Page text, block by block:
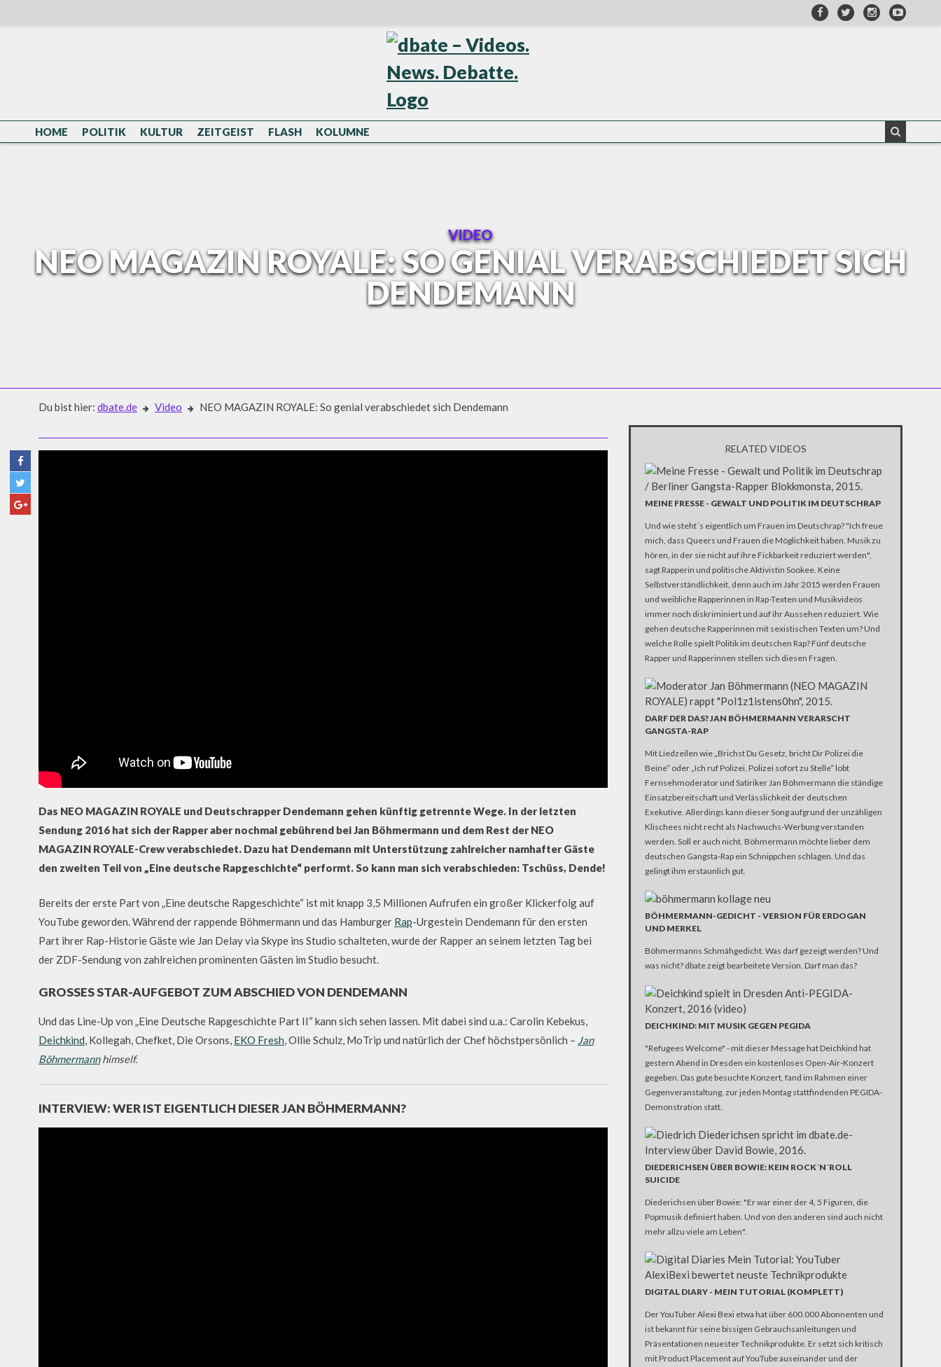
HOME POLITIK KULTUR ZEITGEIST FLASH KOLUMNE
VIDEO
NEO MAGAZIN ROYALE: SO GENIAL VERABSCHIEDET SICH
DENDEMANN
Du bist hier: dbate.de Video NEO MAGAZIN ROYALE: So genial verabschiedet sich Dendemann
Das NEO MAGAZIN ROYALE und Deutschrapper Dendemann gehen künftig getrennte Wege. In der letzten
Sendung 2016 hat sich der Rapper aber nochmal gebührend bei Jan Böhmermann und dem Rest der NEO
MAGAZIN ROYALE-Crew verabschiedet. Dazu hat Dendemann mit Unterstützung zahlreicher namhafter Gäste
den zweiten Teil von „Eine deutsche Rapgeschichte“ performt. So kann man sich verabschieden: Tschüss, Dende!
Bereits der erste Part von „Eine deutsche Rapgeschichte“ ist mit knapp 3,5 Millionen Aufrufen ein großer Klickerfolg auf
YouTube geworden. Während der rappende Böhmermann und das Hamburger Rap-Urgestein Dendemann für den ersten
Part ihrer Rap-Historie Gäste wie Jan Delay via Skype ins Studio schalteten, wurde der Rapper an seinem letzten Tag bei
der ZDF-Sendung von zahlreichen prominenten Gästen im Studio besucht.
GROSSES STAR-AUFGEBOT ZUM ABSCHIED VON DENDEMANN
Und das Line-Up von „Eine Deutsche Rapgeschichte Part II“ kann sich sehen lassen. Mit dabei sind u.a.: Carolin Kebekus,
Deichkind, Kollegah, Chefket, Die Orsons, EKO Fresh, Ollie Schulz, MoTrip und natürlich der Chef höchstpersönlich – Jan
Böhmermannhimself.
INTERVIEW: WER IST EIGENTLICH DIESER JAN BÖHMERMANN?
RELATED VIDEOS
MEINE FRESSE - GEWALT UND POLITIK IM DEUTSCHRAP
Und wie steht´s eigentlich um Frauen im Deutschrap? "Ich freue
mich, dass Queers und Frauen die Möglichkeit haben, Musik zu
hören, in der sie nicht auf ihre Fickbarkeit reduziert werden",
sagt Rapperin und politische Aktivistin Sookee. Keine
Selbstverständlichkeit, denn auch im Jahr 2015 werden Frauen
und weibliche Rapperinnen in Rap-Texten und Musikvideos
immer noch diskriminiert und auf ihr Aussehen reduziert. Wie
gehen deutsche Rapperinnen mit sexistischen Texten um? Und
welche Rolle spielt Politik im deutschen Rap? Fünf deutsche
Rapper und Rapperinnen stellen sich diesen Fragen.
DARF DER DAS? JAN BÖHMERMANN VERARSCHT
GANGSTA-RAP
Mit Liedzeilen wie „Brichst Du Gesetz, bricht Dir Polizei die
Beine“ oder „Ich ruf Polizei, Polizei sofort zu Stelle“ lobt
Fernsehmoderator und Satiriker Jan Böhmermann die ständige
Einsatzbereitschaft und Verlässlichkeit der deutschen
Exekutive. Allerdings kann dieser Song aufgrund der unzähligen
Klischees nicht recht als Nachwuchs-Werbung verstanden
werden. Soll er auch nicht. Böhmermann möchte lieber dem
deutschen Gangsta-Rap ein Schnippchen schlagen. Und das
gelingt ihm erstaunlich gut.
BÖHMERMANN-GEDICHT - VERSION FÜR ERDOGAN
UND MERKEL
Böhmermanns Schmähgedicht. Was darf gezeigt werden? Und
was nicht? dbate zeigt bearbeitete Version. Darf man das?
DEICHKIND: MIT MUSIK GEGEN PEGIDA
"Refugees Welcome" - mit dieser Message hat Deichkind hat
gestern Abend in Dresden ein kostenloses Open-Air-Konzert
gegeben. Das gute besuchte Konzert, fand im Rahmen einer
Gegenveranstaltung, zur jeden Montag stattfindenden PEGIDA-
Demonstration statt.
DIEDERICHSEN ÜBER BOWIE: KEIN ROCK´N´ROLL
SUICIDE
Diederichsen über Bowie: "Er war einer der 4, 5 Figuren, die
Popmusik definiert haben. Und von den anderen sind auch nicht
mehr allzu viele am Leben".
DIGITAL DIARY - MEIN TUTORIAL (KOMPLETT)
Der YouTuber Alexi Bexi etwa hat über 600.000 Abonnenten und
ist bekannt für seine bissigen Gebrauchsanleitungen und
Präsentationen neuester Technikprodukte. Er setzt sich kritisch
mit Product Placement auf YouTube auseinander und der